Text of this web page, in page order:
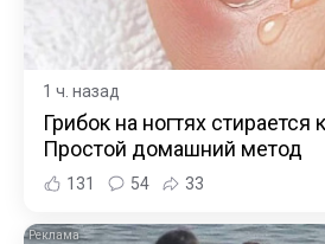
1 ч. назад
Грибок на ногтях стирается
Простой домашний метод
131 54 33